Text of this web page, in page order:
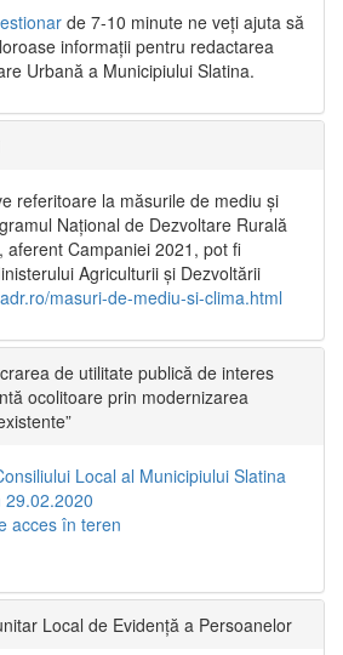
de 7-10 minute ne veți ajuta să
informații pentru redactarea
Urbană a Municipiului Slatina.
referitoare la măsurile de mediu și
Național de Dezvoltare Rurală
aferent Campaniei 2021, pot fi
Agriculturii și Dezvoltării
masuri-de-mediu-si-clima.html
de utilitate publică de interes
ocolitoare prin modernizarea
Local al Municipiului Slatina
29.02.2020
acces în teren
Local de Evidență a Persoanelor